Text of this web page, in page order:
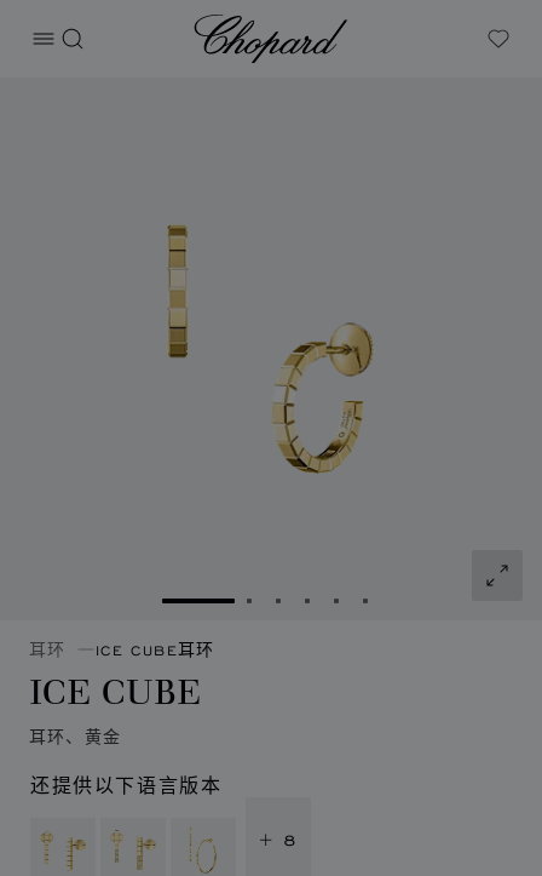
打开菜单
搜索
Chopard
My
转到幻灯片 1转到幻灯片 2
转到幻灯片 3
转到幻灯片 4
转到幻灯片 5
转到幻灯片 6
耳环 ICE CUBE耳环
ICE CUBE
耳环、黄金
还提供以下语言版本
+ 8